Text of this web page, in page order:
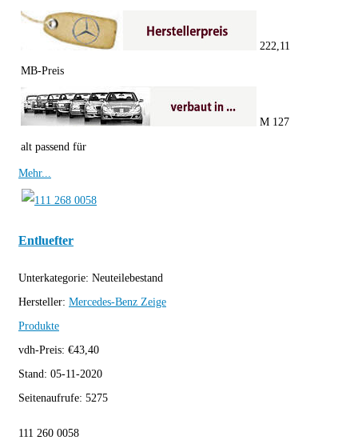
MB-Preis
222,11
alt passend für
M 127
Mehr...
Entluefter
Unterkategorie: Neuteilebestand
Hersteller: Mercedes-Benz Zeige
Produkte
vdh-Preis: €43,40
Stand: 05-11-2020
Seitenaufrufe: 5275
111 260 0058